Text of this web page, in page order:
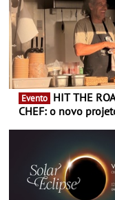
Evento
CHEF: o novo
conceito
itinerante que
Portugal